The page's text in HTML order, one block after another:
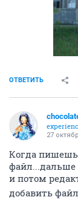
ОТВЕТИТЬ
27
Когда пишешь
файл...дальше
и потом
добавить